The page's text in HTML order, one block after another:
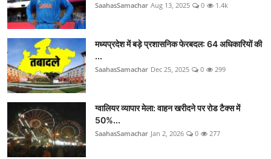
SaahasSamachar Aug 13, 2025 0 1.4k
मध्यप्रदेश में बड़े प्रशासनिक फेरबदल: 64 अधिकारियों की
...
SaahasSamachar Dec 25, 2025 0 299
ग्वालियर व्यापार मेला: वाहन खरीदने पर रोड टैक्स में
50%...
SaahasSamachar Jan 2, 2026 0 277